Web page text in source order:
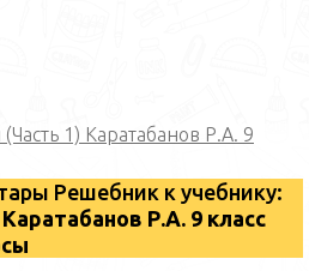
1) Каратабанов Р.А. 9
Решебник к учебнику:
Р.А. 9 класс